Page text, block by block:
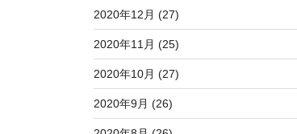
2020年12月 (27)
2020年11月 (25)
2020年10月 (27)
2020年9月 (26)